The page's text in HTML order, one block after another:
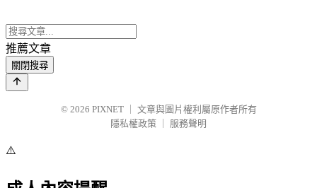
推薦文章
關閉搜尋
© 2026 PIXNET
文章與圖片權利屬原作者所有
隱私權政策
服務聲明
⚠️